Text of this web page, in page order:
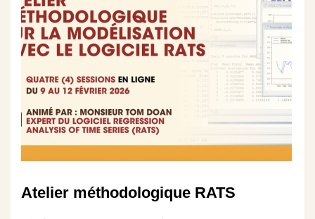
Atelier méthodologique RATS